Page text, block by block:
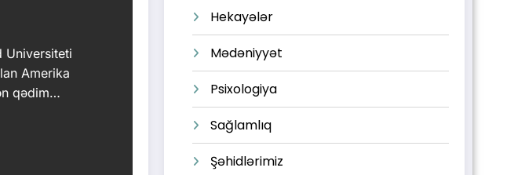
Universiteti
Amerika
qədim…
Hekayələr
Mədəniyyət
Psixologiya
Sağlamlıq
Şəhidlərimiz